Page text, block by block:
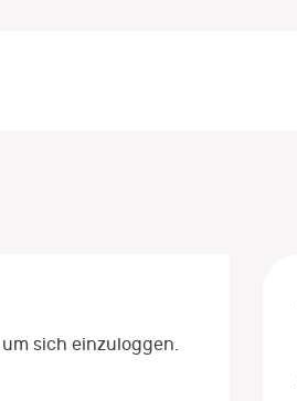
sich einzuloggen.